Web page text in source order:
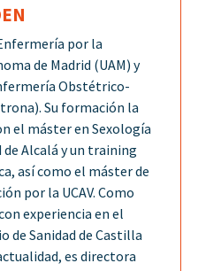
por la
de Madrid (UAM) y
Obstétrico-
Su formación la
el máster en Sexología
de Alcalá y un training
así como el máster de
por la UCAV. Como
experiencia en el
de Sanidad de Castilla
es directora